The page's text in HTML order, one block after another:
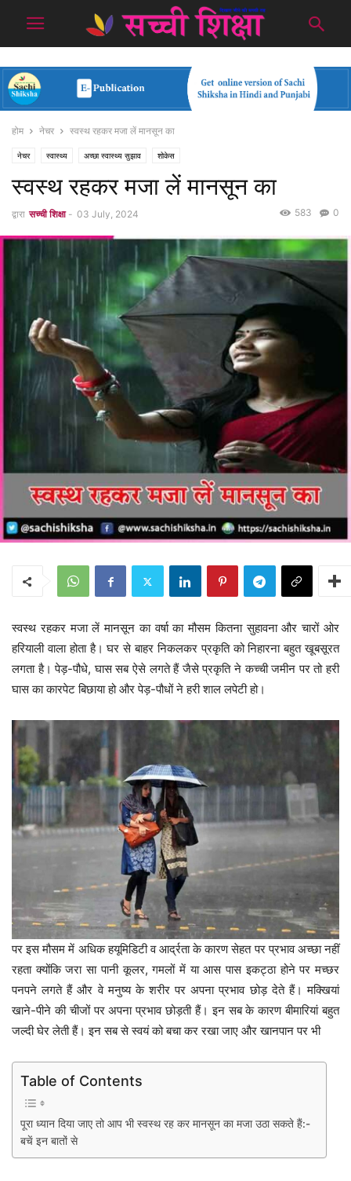
होम नेचर स्वस्थ रहकर मजा लें मानसून का
नेचर स्वास्थ्य अच्छा स्वास्थ्य सुझाव शोकेस
स्वस्थ रहकर मजा लें मानसून का
द्वारा सच्ची शिक्षा - 03 July, 2024 0
583
स्वस्थ रहकर मजा लें मानसून का वर्षा का मौसम कितना सुहावना और चारों ओर
हरियाली वाला होता है। घर से बाहर निकलकर प्रकृति को निहारना बहुत खूबसूरत
लगता है। पेड़-पौधे, घास सब ऐसे लगते हैं जैसे प्रकृति ने कच्ची जमीन पर तो हरी
घास का कारपेट बिछाया हो और पेड़-पौधों ने हरी शाल लपेटी हो।
पर इस मौसम में अधिक हयूमिडिटी व आर्द्रता के कारण सेहत पर प्रभाव अच्छा नहीं
रहता क्योंकि जरा सा पानी कूलर, गमलों में या आस पास इकट्ठा होने पर मच्छर
पनपने लगते हैं और वे मनुष्य के शरीर पर अपना प्रभाव छोड़ देते हैं। मक्खियां
खाने-पीने की चीजों पर अपना प्रभाव छोड़ती हैं। इन सब के कारण बीमारियां बहुत
जल्दी घेर लेती हैं। इन सब से स्वयं को बचा कर रखा जाए और खानपान पर भी
Table of Contents
पूरा ध्यान दिया जाए तो आप भी स्वस्थ रह कर मानसून का मजा उठा सकते हैं:-
बचें इन बातों से